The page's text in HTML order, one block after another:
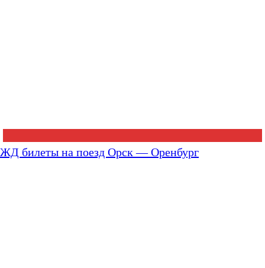
ЖД билеты на поезд Орск — Оренбург